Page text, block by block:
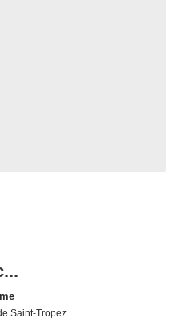
Saint-Tropez